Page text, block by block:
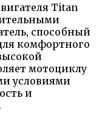
Titan
способный
комфортного
мотоциклу
условиями
и